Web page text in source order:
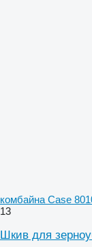
комбайна Case
13
Шкив для